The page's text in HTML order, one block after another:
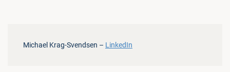
Michael Krag-Svendsen – LinkedIn